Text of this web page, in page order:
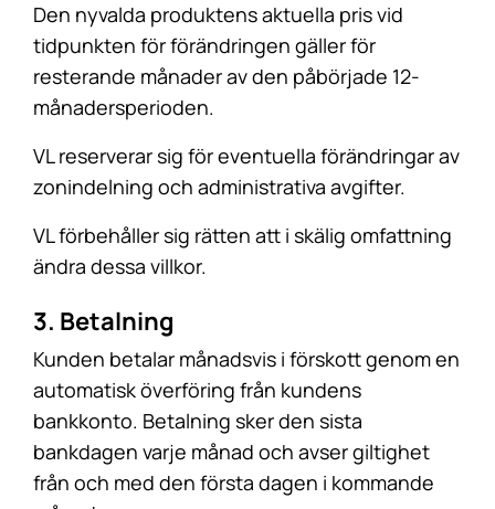
Den nyvalda produktens aktuella pris vid
tidpunkten för förändringen gäller för
resterande månader av den påbörjade 12-
månadersperioden.
VL reserverar sig för eventuella förändringar av
zonindelning och administrativa avgifter.
VL förbehåller sig rätten att i skälig omfattning
ändra dessa villkor.
3. Betalning
Kunden betalar månadsvis i förskott genom en
automatisk överföring från kundens
bankkonto. Betalning sker den sista
bankdagen varje månad och avser giltighet
från och med den första dagen i kommande